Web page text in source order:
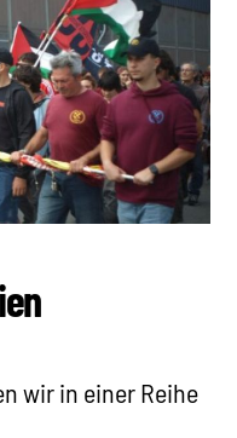
wir in einer Reihe